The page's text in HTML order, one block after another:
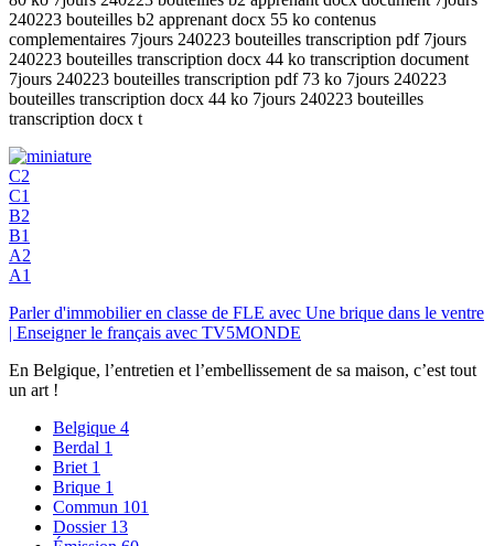
240223 bouteilles b2 apprenant docx 55 ko contenus
complementaires 7jours 240223 bouteilles transcription pdf 7jours
240223 bouteilles transcription docx 44 ko transcription document
7jours 240223 bouteilles transcription pdf 73 ko 7jours 240223
bouteilles transcription docx 44 ko 7jours 240223 bouteilles
transcription docx t
C2
C1
B2
B1
A2
A1
Parler d'immobilier en classe de FLE avec Une brique dans le ventre
| Enseigner le français avec TV5MONDE
En Belgique, l’entretien et l’embellissement de sa maison, c’est tout
un art !
Belgique 4
Berdal 1
Briet 1
Brique 1
Commun 101
Dossier 13